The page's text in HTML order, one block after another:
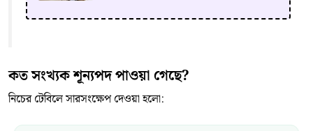
কত সংখ্যক শূন্যপদ পাওয়া গেছে?
নিচের টেবিলে সারসংক্ষেপ দেওয়া হলো: